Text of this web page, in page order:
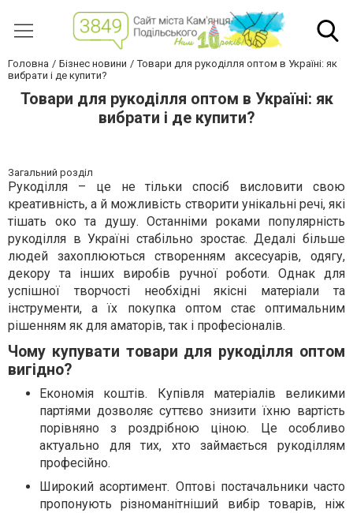
Головна Бізнес новини
Товари для рукоділля оптом в Україні: як
вибрати і де купити?
Товари для рукоділля оптом в Україні: як
вибрати і де купити?
Загальний розділ
Рукоділля – це не тільки спосіб висловити свою
креативність, а й можливість створити унікальні речі, які
тішать око та душу. Останніми роками популярність
рукоділля в Україні стабільно зростає. Дедалі більше
людей захоплюються створенням аксесуарів, одягу,
декору та інших виробів ручної роботи. Однак для
успішної творчості необхідні якісні матеріали та
інструменти, а їх покупка оптом стає оптимальним
рішенням як для аматорів, так і професіоналів.
Чому купувати товари для рукоділля оптом
вигідно?
Економія коштів. Купівля матеріалів великими
партіями дозволяє суттєво знизити їхню вартість
порівняно з роздрібною ціною. Це особливо
актуально для тих, хто займається рукоділлям
професійно.
Широкий асортимент. Оптові постачальники часто
пропонують різноманітніший вибір товарів, ніж